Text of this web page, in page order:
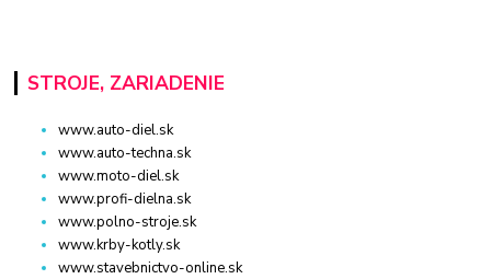
STROJE, ZARIADENIE
www.auto-diel.sk
www.auto-techna.sk
www.moto-diel.sk
www.profi-dielna.sk
www.polno-stroje.sk
www.krby-kotly.sk
www.stavebnictvo-online.sk